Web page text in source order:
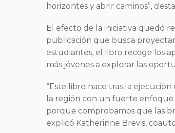
horizontes y abrir caminos”,
El efecto de la iniciativa quedó
publicación que busca proyectar
estudiantes, el libro recoge los
más jóvenes a explorar las
“Este libro nace tras la
la región con un fuerte enfoque
porque comprobamos que las
explicó Katherinne Brevis,